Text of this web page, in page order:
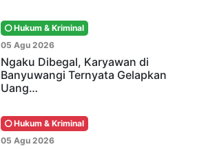
Hukum & Kriminal
05 Agu 2026
Ngaku Dibegal, Karyawan di
Banyuwangi Ternyata Gelapkan
Uang…
Hukum & Kriminal
05 Agu 2026